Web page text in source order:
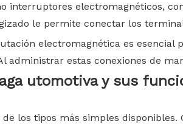
interruptores electromagnéticos,
le permite conectar los
electromagnética es
administrar estas conexiones de
utomotivay sus
los tipos más simples